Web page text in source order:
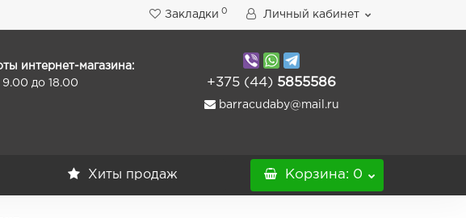
Закладки 0 Личный кабинет
интернет-магазина:
9.00 до 18.00
+375 (44) 5855586
barracudaby@mail.ru
Хиты продаж Корзина: 0